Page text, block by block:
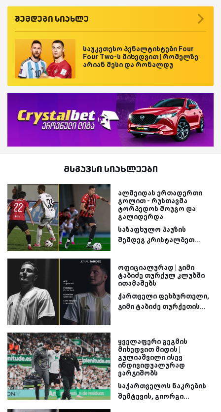
შემდეგი სიახლე
საუკეთესო პენალტისტები Four
Four Two-ს მიხედვით | რომელზე
არიან მესი და რონალდუ
მსგავსი სიახლეები
ალმეიდას ერთადერთი
გოლით - რუსთავმა
ტორპედოს მოუგო და
გალიდერდა
საზაფხულო პაუზის
შემდეგ კრისტალბეთ...
ოფიციალურად | ჯიმი
ტაბიძე თურქულ კლუბში
ითამაშებს
ქართველი ფეხბურთელი,
ჯიმი ტაბიძე თურქეთის...
ყველაფერი გეგმის
მიხედვით მიდის |
გულიაშვილი ისევ
ინდივიდუალურად
ვარჯიშობს
საქართველოს ნაკრების
შემტევის, გიორგი...